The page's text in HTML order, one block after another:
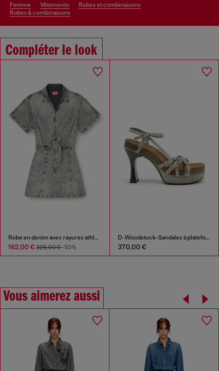
femme vêtements
robes et combinaisons
robes & combinaisons
Compléter le look
Robe en denim avec rayures athlétiques
162,00 € 325,00 €-50%
D-Woodstock-Sandales à plateforme à brides en denim
370,00 €
Vous aimerez aussi